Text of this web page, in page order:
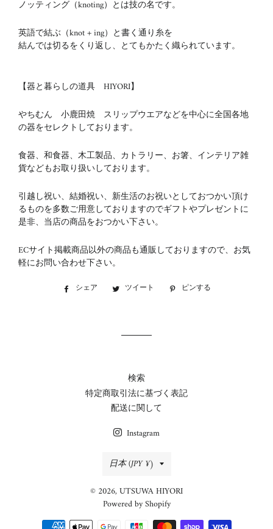
ノッティング（knoting）とは技の名です。
英語で結ぶ（knot + ing）と書く通り糸を
結んでは切るをくり返し、とてもかたく織られています。
【器と暮らしの道具 HIYORI】
やちむん 小鹿田焼 スリップウエアなどを中心に全国各地
の器をセレクトしております。
食器、和食器、木工製品、カトラリー、お箸、インテリア雑
貨などもお取り扱いしております。
引越し祝い、結婚祝い、新生活のお祝いとしておつかい頂け
るものを多数ご用意しておりますのでギフトやプレゼントに
是非、当店の商品をおつかい下さい。
ECサイト掲載商品以外の商品も通販しておりますので、お気
軽にお問い合わせ下さい。
シェア
Facebookツイート
Twitter ピンする
検索
特定商取引法に基づく表記
配送に関して
Instagram
国/
地
域
日本 (JPY ¥)
© 2026, UTSUWA HIYORI
Powered by Shopify